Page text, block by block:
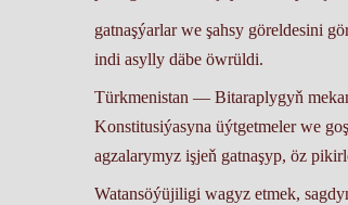
gatnaşýarlar we şahsy göreldesini
indi asylly däbe öwrüldi.
Türkmenistan — Bitaraplygyň
Konstitusiýasyna üýtgetmeler we
agzalarymyz işjeň gatnaşyp, öz
Watansöýüjiligi wagyz etmek,